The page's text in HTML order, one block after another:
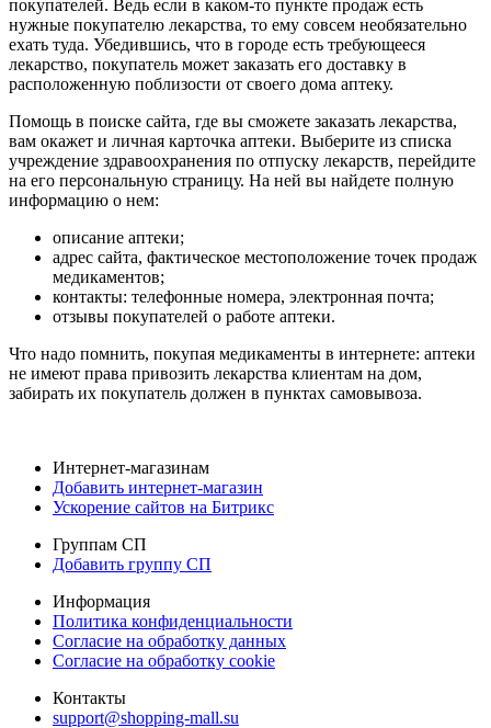
покупателей. Ведь если в каком-то пункте продаж есть
нужные покупателю лекарства, то ему совсем необязательно
ехать туда. Убедившись, что в городе есть требующееся
лекарство, покупатель может заказать его доставку в
расположенную поблизости от своего дома аптеку.
Помощь в поиске сайта, где вы сможете заказать лекарства,
вам окажет и личная карточка аптеки. Выберите из списка
учреждение здравоохранения по отпуску лекарств, перейдите
на его персональную страницу. На ней вы найдете полную
информацию о нем:
описание аптеки;
адрес сайта, фактическое местоположение точек продаж
медикаментов;
контакты: телефонные номера, электронная почта;
отзывы покупателей о работе аптеки.
Что надо помнить, покупая медикаменты в интернете: аптеки
не имеют права привозить лекарства клиентам на дом,
забирать их покупатель должен в пунктах самовывоза.
Интернет-магазинам
Добавить интернет-магазин
Ускорение сайтов на Битрикс
Группам СП
Добавить группу СП
Информация
Политика конфиденциальности
Согласие на обработку данных
Согласие на обработку cookie
Контакты
support@shopping-mall.su